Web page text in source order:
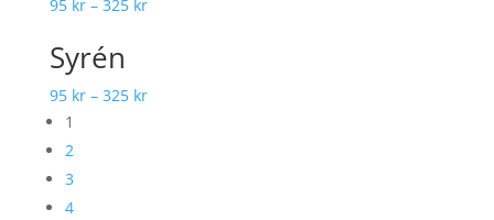
95 kr– 325 kr
Syrén
95 kr– 325 kr
1
2
3
4